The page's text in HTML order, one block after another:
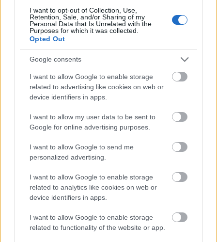
I want to opt-out of Collection, Use,
Retention, Sale, and/or Sharing of my
Personal Data that Is Unrelated with the
Purposes for which it was collected.
Opted Out
Google consents
I want to allow Google to enable storage
related to advertising like cookies on web or
device identifiers in apps.
I want to allow my user data to be sent to
Google for online advertising purposes.
I want to allow Google to send me
personalized advertising.
I want to allow Google to enable storage
related to analytics like cookies on web or
device identifiers in apps.
I want to allow Google to enable storage
related to functionality of the website or app.
magyarországi autóbuszgyártó piaci szegmensben”
– mondta el Günther Kopács, az EvoBus GmbH
közép-európai térség értékesítési igazgatója.
Ingatlan beruházásról is döntött az ITK
Cégcsoport